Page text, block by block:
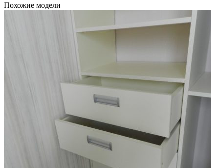
Похожие модели